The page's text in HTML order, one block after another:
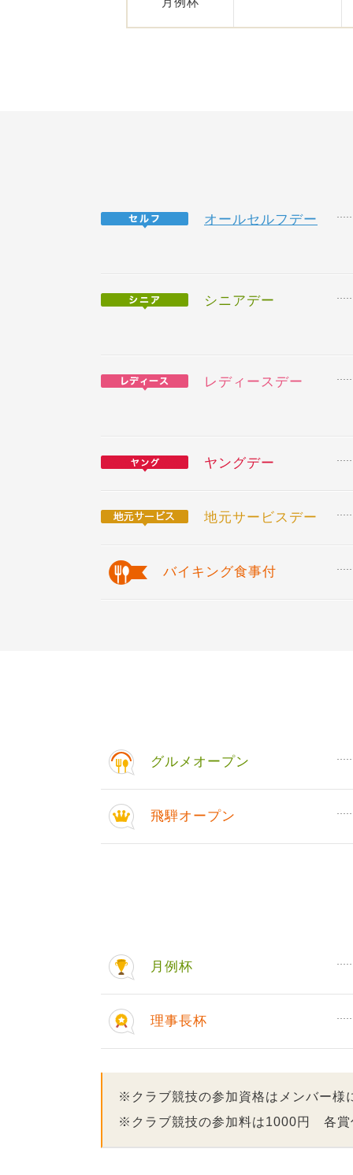
オールセルフデー
シニアデー
レディースデー
ヤングデー
地元サービスデー
バイキング食事付
グルメオープン
飛騨オープン
月例杯
理事長杯
※クラブ競技の参加資格はメンバー様
※クラブ競技の参加料は1000円 各賞